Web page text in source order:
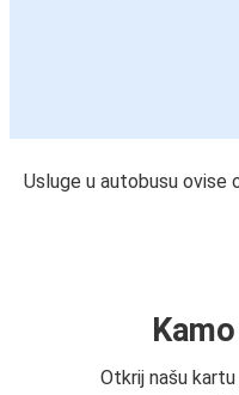
Usluge u autobusu ovise
Otkrij našu